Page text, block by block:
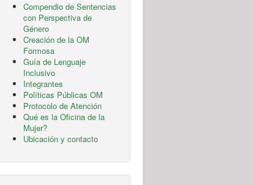
Compendio de Sentencias
con Perspectiva de
Género
Creación de la OM
Formosa
Guía de Lenguaje
Inclusivo
Integrantes
Políticas Públicas OM
Protocolo de Atención
Qué es la Oficina de la
Mujer?
Ubicación y contacto